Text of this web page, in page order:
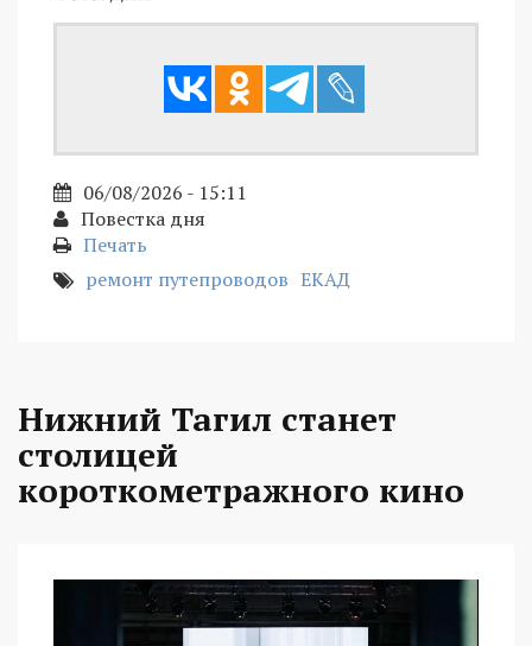
06/08/2026 - 15:11
Повестка дня
Печать
ремонт путепроводов ЕКАД
Нижний Тагил станет
столицей
короткометражного кино